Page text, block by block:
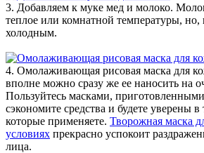
3. Добавляем к муке мед и молоко.
теплое или комнатной температуры, но,
холодным.
4. Омолаживающая рисовая маска для
вполне можно сразу же ее наносить на
Пользуйтесь масками,
сэкономите средства и будете уверены
которые применяете. Творожная маска
условиях прекрасно успокоит
лица.